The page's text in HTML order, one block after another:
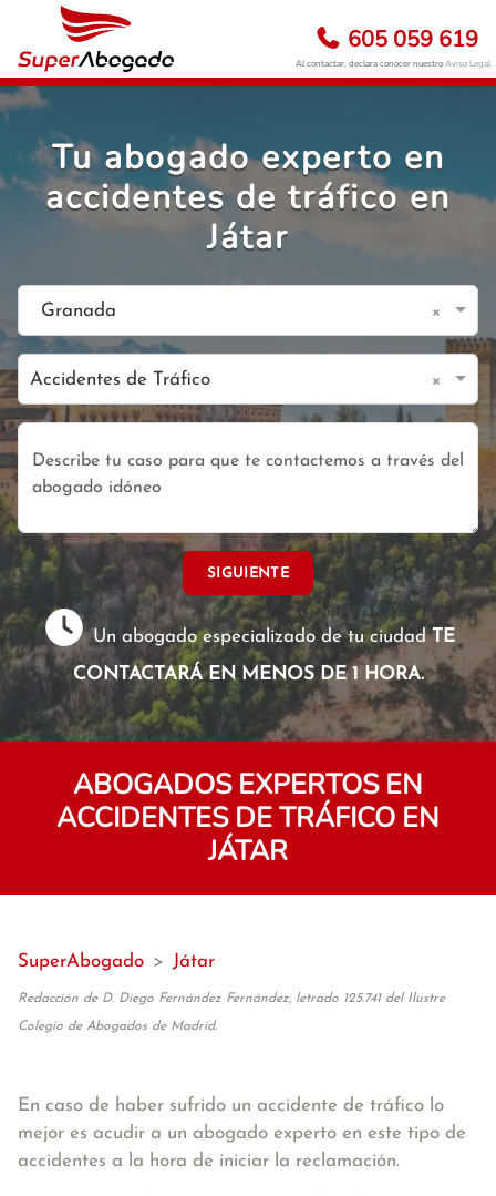
605 059 619
Al contactar, declara conocer nuestroAviso Legal
Tu abogado experto en
accidentes de tráfico en
Játar
Granada ×
Accidentes de Tráfico ×
SIGUIENTE
Un abogado especializado de tu ciudadTE
CONTACTARÁ EN MENOS DE 1 HORA.
ABOGADOS EXPERTOS EN
ACCIDENTES DE TRÁFICO EN
JÁTAR
SuperAbogado > Játar
Redacción de D. Diego Fernández Fernández, letrado 125.741 del Ilustre
Colegio de Abogados de Madrid.
En caso de haber sufrido un accidente de tráfico lo
mejor es acudir a un abogado experto en este tipo de
accidentes a la hora de iniciar la reclamación.